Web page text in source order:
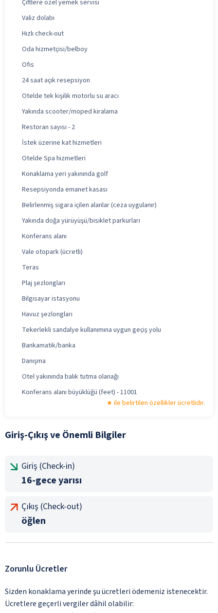
Çiftlere özel yemek servisi
Valiz dolabı
Hızlı check-out
Oda hizmetçisi/belboy
Ofis
24 saat açık resepsiyon
Otelde tek kişilik motorlu su aracı
Yakında scooter/moped kiralama
Restoran sayısı - 2
İstek üzerine kat hizmetleri
Otelde Spa hizmetleri
Konaklama yeri yakınında golf
Resepsiyonda emanet kasası
Belirlenmiş sigara içilen alanlar (ceza uygulanır)
Yakında doğa yürüyüşü/bisiklet parkurları
Konferans alanı
Vale otopark (ücretli)
Teras
Plaj şezlongları
Bilgisayar istasyonu
Havuz şezlongları
Tekerlekli sandalye kullanımına uygun geçiş yolu
Bankamatik/banka
Danışma
Otel yakınında balık tutma olanağı
Konferans alanı büyüklüğü (feet) - 11001
ile belirtilen özellikler ücretlidir.
Giriş-Çıkış ve Önemli Bilgiler
Giriş (Check-in)
16-gece yarısı
Çıkış (Check-out)
öğlen
Zorunlu Ücretler
Sizden konaklama yerinde şu ücretleri ödemeniz istenecektir.
Ücretlere geçerli vergiler dâhil olabilir: